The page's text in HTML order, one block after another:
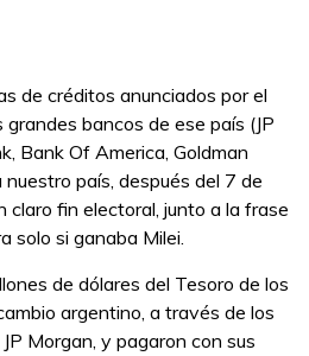
de créditos anunciados por el
bancos de ese país (JP
Bank Of America, Goldman
país, después del 7 de
fin electoral, junto a la frase
solo si ganaba Milei.
de dólares del Tesoro de los
argentino, a través de los
Morgan, y pagaron con sus